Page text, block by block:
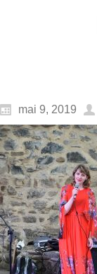
mai 9, 2019